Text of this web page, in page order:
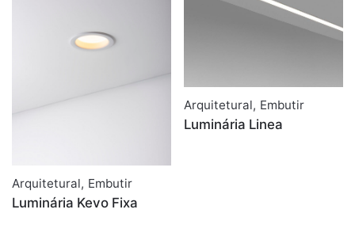
Arquitetural, Embutir
Luminária Kevo Fixa
Arquitetural, Embutir
Luminária Linea